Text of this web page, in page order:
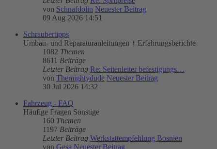
von Schnafdolin Neuester Beitrag
09 Aug 2026 14:51
Schraubertipps
Umbau- und Reparaturanleitungen + Erfahrungsberichte
1082 Themen
8611 Beiträge
Letzter Beitrag Re: Seitenleiter befestigungs…
von Themightydude Neuester Beitrag
30 Jul 2026 14:32
Fahrzeug - FAQ
Häufige Fragen Sonstige
160 Themen
1197 Beiträge
Letzter Beitrag Werkstattempfehlung Bosnien
von Gesa Neuester Beitrag